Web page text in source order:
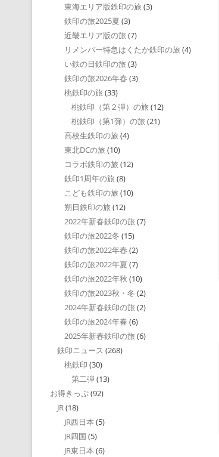
東海エリア版鉄印の旅 (3)
鉄印の旅2025夏 (3)
近畿エリア版の旅 (7)
リメンバー特急はくたか鉄印の旅 (4)
い鉄の日鉄印の旅 (3)
鉄印の旅2026年春 (3)
桃鉄印の旅 (33)
桃鉄印（第２弾）の旅 (12)
桃鉄印（第1弾）の旅 (21)
高校生鉄印の旅 (4)
東北DCの旅 (10)
コラボ鉄印の旅 (12)
鉄印1周年の旅 (8)
こども鉄印の旅 (10)
朔日鉄印の旅 (12)
2022年新春鉄印の旅 (7)
鉄印の旅2022冬 (15)
鉄印の旅2022年春 (2)
鉄印の旅2022年夏 (7)
鉄印の旅2022年秋 (10)
鉄印の旅2023秋・冬 (2)
2024年新春鉄印の旅 (2)
鉄印の旅2024年春 (6)
2025年新春鉄印の旅 (6)
鉄印ニュース (268)
桃鉄印 (30)
第二弾(13)
お得きっぷ(92)
JR(18)
JR西日本 (5)
JR四国 (5)
JR東日本 (6)